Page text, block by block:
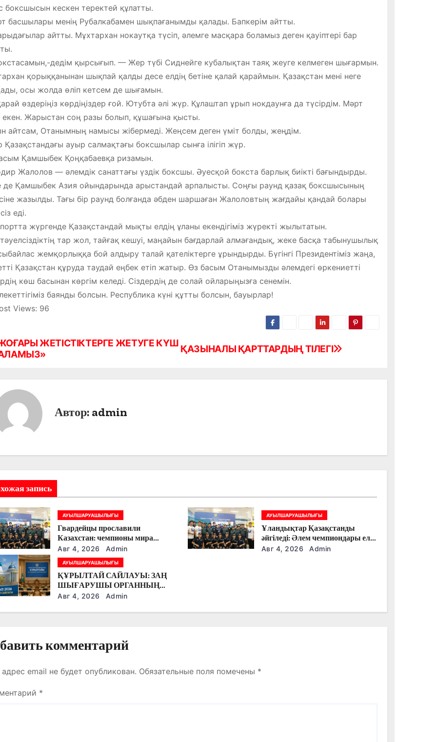
боксшысын кескен теректей құлатты.
басшылары менің Рубалкабамен шықпағанымды қалады. Бапкерім айтты.
айтты. Мұхтархан нокаутқа түсіп, әлемге масқара боламыз деген қауіптері бар
дедім қырсығып. — Жер түбі Сиднейге кубалықтан таяқ жеуге келмеген шығармын.
қорыққанынан шықпай қалды десе елдің бетіне қалай қараймын. Қазақстан мені неге
осы жолда өліп кетсем де шығамын.
өздеріңіз көрдіңіздер ғой. Ютубта әлі жүр. Құлаштап ұрып нокдаунға да түсірдім. Мәрт
екен. Жарыстан соң разы болып, құшағына қысты.
айтсам, Отанымның намысы жібермеді. Жеңсем деген үміт болды, жеңдім.
Қазақстандағы ауыр салмақтағы боксшылар сынға ілігіп жүр.
Қамшыбек Қоңқабаевқа ризамын.
Жалолов — әлемдік санаттағы үздік боксшы. Әуесқой бокста барлық биікті бағындырды.
де Қамшыбек Азия ойындарында арыстандай арпалысты. Соңғы раунд қазақ боксшысының
жазылды. Тағы бір раунд болғанда әбден шаршаған Жалоловтың жағдайы қандай болары
еді.
жүргенде Қазақстандай мықты елдің ұланы екендігіміз жүректі жылытатын.
тар жол, тайғақ кешуі, маңайын бағдарлай алмағандық, жеке басқа табынушылық
жемқорлыққа бой алдыру талай қателіктерге ұрындырды. Бүгінгі Президентіміз жаңа,
Қазақстан құруда таудай еңбек етіп жатыр. Өз басым Отанымызды әлемдегі өркениетті
көш басынан көргім келеді. Сіздердің де солай ойларыңызға сенемін.
баянды болсын. Республика күні құтты болсын, бауырлар!
Views: 96
ҚАЗЫНАЛЫ ҚАРТТАРДЫҢ ТІЛЕГІ
ЖЕТІСТІКТЕРГЕ ЖЕТУГЕ КҮШ
Автор: admin
запись
АУЫЛШАРУАШЫЛЫҒЫ
Гвардейцы прославили
Казахстан: чемпионы мира
вернулись на Родину
Авг 4, 2026 Admin
АУЫЛШАРУАШЫЛЫҒЫ
Ұландықтар Қазақстанды
әйгіледі: Әлем чемпиондары елге
оралды
Авг 4, 2026 Admin
АУЫЛШАРУАШЫЛЫҒЫ
ҚҰРЫЛТАЙ САЙЛАУЫ: ЗАҢ
ШЫҒАРУШЫ ОРГАННЫҢ
ЖАҢА КЕЗЕҢІ
Авг 4, 2026 Admin
комментарий
email не будет опубликован. Обязательные поля помечены *
*